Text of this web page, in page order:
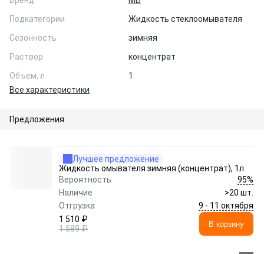
Подкатегории
Жидкость стеклоомывателя
Сезонность
зимняя
Раствор
концентрат
Объем, л
1
Все характеристики
Предложения
Лучшее предложение
Жидкость омывателя зимняя (концентрат), 1л.
Вероятность
95%
Наличие
>20 шт.
Отгрузка
9 - 11 октября
1 510 ₽
1 589 ₽
В корзину